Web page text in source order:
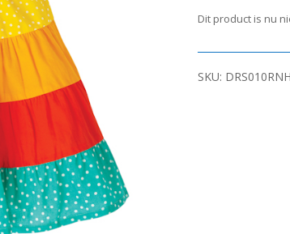
Dit product is nu
SKU: DRS010RNH